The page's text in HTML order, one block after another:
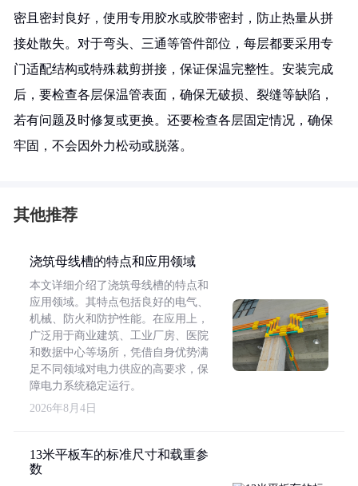
密且密封良好，使用专用胶水或胶带密封，防止热量从拼
接处散失。对于弯头、三通等管件部位，每层都要采用专
门适配结构或特殊裁剪拼接，保证保温完整性。安装完成
后，要检查各层保温管表面，确保无破损、裂缝等缺陷，
若有问题及时修复或更换。还要检查各层固定情况，确保
牢固，不会因外力松动或脱落。
其他推荐
浇筑母线槽的特点和应用领域
本文详细介绍了浇筑母线槽的特点和
应用领域。其特点包括良好的电气、
机械、防火和防护性能。在应用上，
广泛用于商业建筑、工业厂房、医院
和数据中心等场所，凭借自身优势满
足不同领域对电力供应的高要求，保
障电力系统稳定运行。
2026年8月4日
13米平板车的标准尺寸和载重参
数